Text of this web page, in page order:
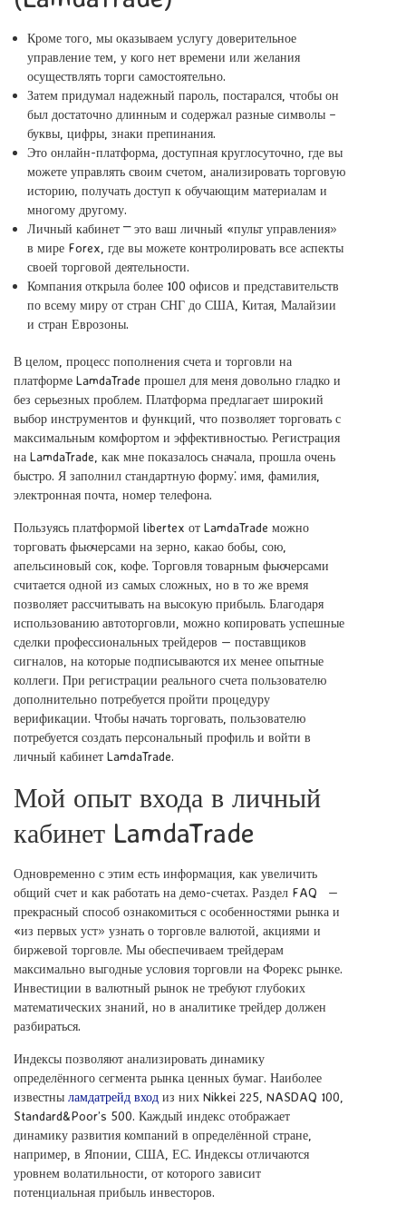
Кроме того, мы оказываем услугу доверительное
управление тем, у кого нет времени или желания
осуществлять торги самостоятельно.
Затем придумал надежный пароль, постарался, чтобы он
был достаточно длинным и содержал разные символы –
буквы, цифры, знаки препинания.
Это онлайн-платформа, доступная круглосуточно, где вы
можете управлять своим счетом, анализировать торговую
историю, получать доступ к обучающим материалам и
многому другому.
Личный кабинет ⎻ это ваш личный «пульт управления»
в мире Forex, где вы можете контролировать все аспекты
своей торговой деятельности.
Компания открыла более 100 офисов и представительств
по всему миру от стран СНГ до США, Китая, Малайзии
и стран Еврозоны.
В целом, процесс пополнения счета и торговли на
платформе LamdaTrade прошел для меня довольно гладко и
без серьезных проблем. Платформа предлагает широкий
выбор инструментов и функций, что позволяет торговать с
максимальным комфортом и эффективностью. Регистрация
на LamdaTrade, как мне показалось сначала, прошла очень
быстро. Я заполнил стандартную форму⁚ имя, фамилия,
электронная почта, номер телефона.
Пользуясь платформой libertex от LamdaTrade можно
торговать фьючерсами на зерно, какао бобы, сою,
апельсиновый сок, кофе. Торговля товарным фьючерсами
считается одной из самых сложных, но в то же время
позволяет рассчитывать на высокую прибыль. Благодаря
использованию автоторговли, можно копировать успешные
сделки профессиональных трейдеров — поставщиков
сигналов, на которые подписываются их менее опытные
коллеги. При регистрации реального счета пользователю
дополнительно потребуется пройти процедуру
верификации. Чтобы начать торговать, пользователю
потребуется создать персональный профиль и войти в
личный кабинет LamdaTrade.
Мой опыт входа в личный
кабинет LamdaTrade
Одновременно с этим есть информация, как увеличить
общий счет и как работать на демо-счетах. Раздел FAQ —
прекрасный способ ознакомиться с особенностями рынка и
«из первых уст» узнать о торговле валютой, акциями и
биржевой торговле. Мы обеспечиваем трейдерам
максимально выгодные условия торговли на Форекс рынке.
Инвестиции в валютный рынок не требуют глубоких
математических знаний, но в аналитике трейдер должен
разбираться.
Индексы позволяют анализировать динамику
определённого сегмента рынка ценных бумаг. Наиболее
известны ламдатрейд вход из них Nikkei 225, NASDAQ 100,
Standard&Poor’s 500. Каждый индекс отображает
динамику развития компаний в определённой стране,
например, в Японии, США, ЕС. Индексы отличаются
уровнем волатильности, от которого зависит
потенциальная прибыль инвесторов.